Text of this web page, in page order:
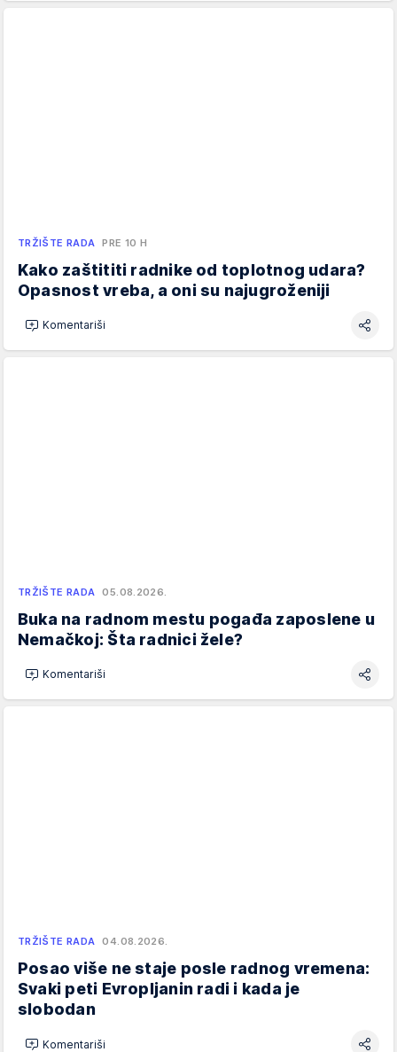
TRŽIŠTE RADA PRE 10 H
Kako zaštititi radnike od toplotnog udara?
Opasnost vreba, a oni su najugroženiji
Komentariši
TRŽIŠTE RADA 05.08.2026.
Buka na radnom mestu pogađa zaposlene u
Nemačkoj: Šta radnici žele?
Komentariši
TRŽIŠTE RADA 04.08.2026.
Posao više ne staje posle radnog vremena:
Svaki peti Evropljanin radi i kada je
slobodan
Komentariši